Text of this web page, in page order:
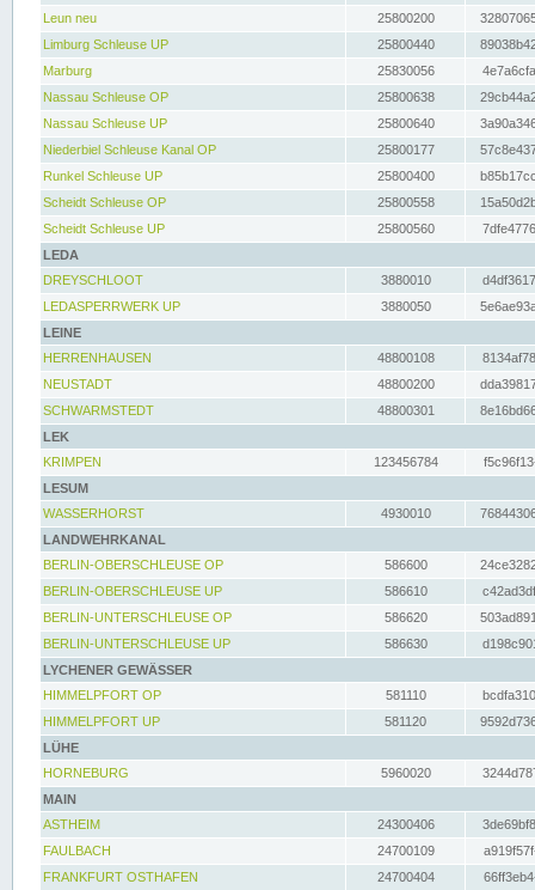
Leun neu
25800200
Limburg Schleuse UP
25800440
Marburg
25830056
Nassau Schleuse OP
25800638
Nassau Schleuse UP
25800640
Niederbiel Schleuse Kanal OP
25800177
Runkel Schleuse UP
25800400
Scheidt Schleuse OP
25800558
Scheidt Schleuse UP
25800560
LEDA
DREYSCHLOOT
3880010
LEDASPERRWERK UP
3880050
LEINE
HERRENHAUSEN
48800108
NEUSTADT
48800200
SCHWARMSTEDT
48800301
LEK
KRIMPEN
123456784
LESUM
WASSERHORST
4930010
LANDWEHRKANAL
BERLIN-OBERSCHLEUSE OP
586600
BERLIN-OBERSCHLEUSE UP
586610
BERLIN-UNTERSCHLEUSE OP
586620
BERLIN-UNTERSCHLEUSE UP
586630
LYCHENER GEWÄSSER
HIMMELPFORT OP
581110
HIMMELPFORT UP
581120
LÜHE
HORNEBURG
5960020
MAIN
ASTHEIM
24300406
FAULBACH
24700109
FRANKFURT OSTHAFEN
24700404